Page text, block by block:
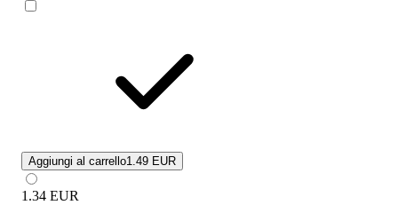
Aggiungi al carrello1.49 EUR
1.34 EUR